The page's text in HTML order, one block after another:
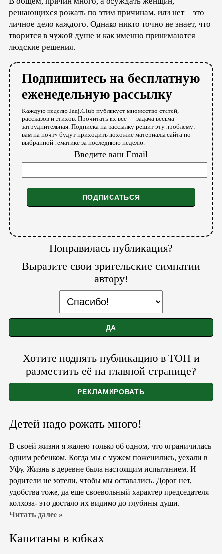
решающихся рожать по этим причинам, или нет – это
личное дело каждого. Однако никто точно не знает, что
творится в чужой душе и как именно принимаются
людские решения.
Подпишитесь на бесплатную
еженедельную рассылку
Каждую неделю Jaaj.Club публикует множество статей,
рассказов и стихов. Прочитать их все — задача весьма
затруднительная. Подписка на рассылку решит эту проблему:
вам на почту будут приходить похожие материалы сайта по
выбранной тематике за последнюю неделю.
Введите ваш Email
Понравилась публикация?
Выразите свои зрительские симпатии
автору!
Хотите поднять публикацию в ТОП и
разместить её на главной странице?
Детей надо рожать много!
В своей жизни я жалею только об одном, что ограничилась
одним ребенком. Когда мы с мужем поженились, уехали в
Уфу. Жизнь в деревне была настоящим испытанием. И
родители не хотели, чтобы мы оставались. Дорог нет,
удобства тоже, да еще своевольный характер председателя
колхоза- это достало их видимо до глубины души.
Читать далее »
Капитаны в юбках